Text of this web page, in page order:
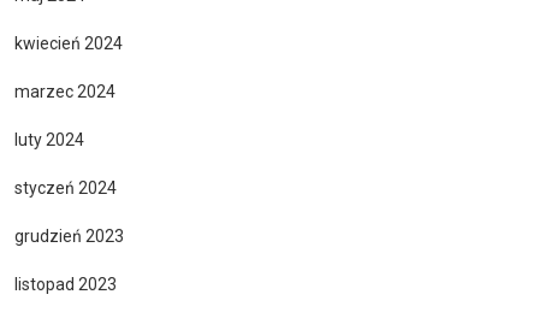
kwiecień 2024
marzec 2024
luty 2024
styczeń 2024
grudzień 2023
listopad 2023